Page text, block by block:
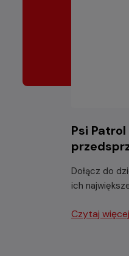
Psi
Dołącz do
ich
Czytaj więcej